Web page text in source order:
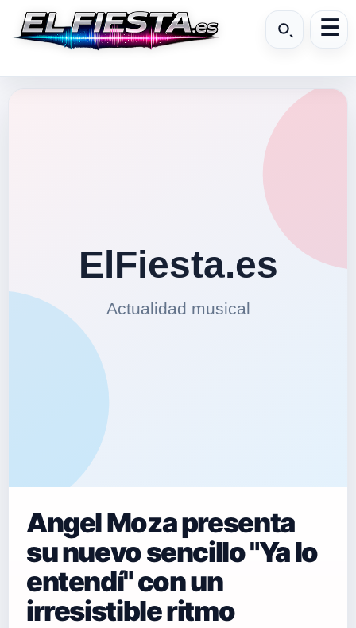
Angel Moza presenta
su nuevo sencillo "Ya lo
entendí" con un
irresistible ritmo